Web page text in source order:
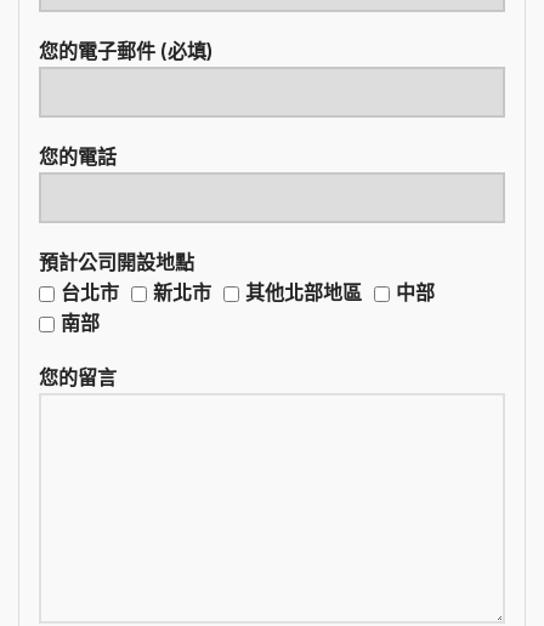
您的電子郵件 (必填)
您的電話
預計公司開設地點
台北市
新北市 其他北部地區
中部
南部
您的留言